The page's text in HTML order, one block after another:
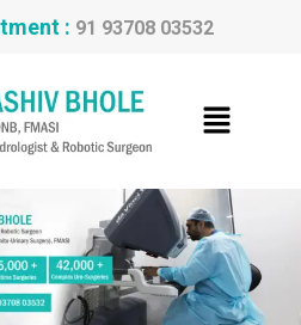
: 91 93708 03532